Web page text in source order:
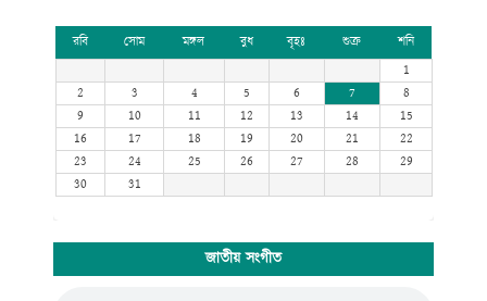
রবি সোম মঙ্গল বুধ বৃহঃ শুক্র
শনি
1
2
3 4 5 6 7
8
9
10 11 12 13 14
15
16
17 18 19 20 21
22
23
24 25 26 27 28
29
30
31
জাতীয় সংগীত